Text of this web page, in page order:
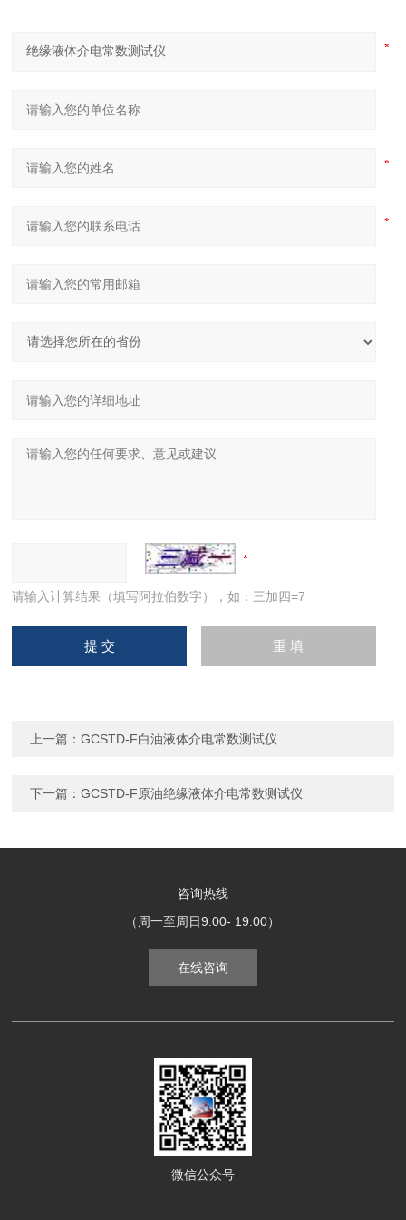
请输入计算结果（填写阿拉伯数字），如：三加四=7
上一篇：GCSTD-F白油液体介电常数测试仪
下一篇：GCSTD-F原油绝缘液体介电常数测试仪
咨询热线
（周一至周日9:00- 19:00）
在线咨询
微信公众号